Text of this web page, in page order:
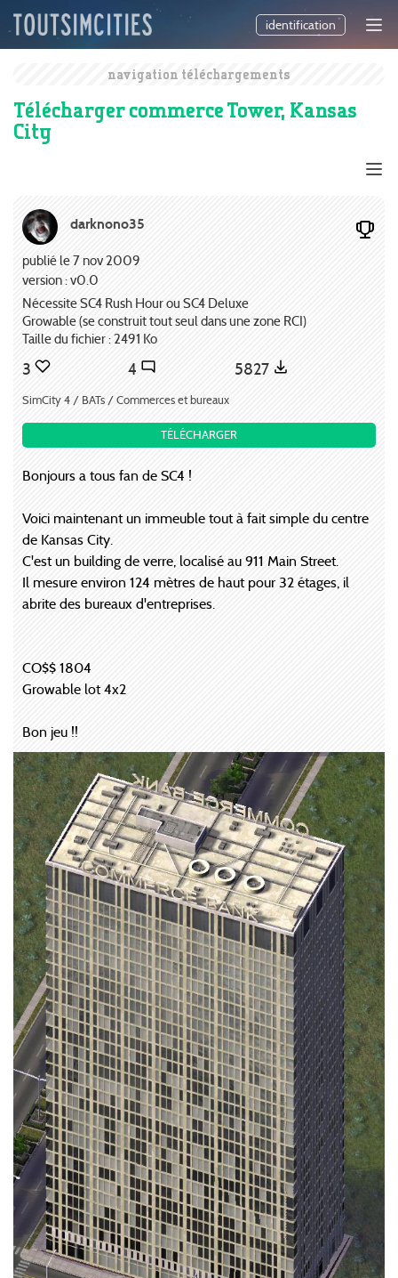
identification
navigation téléchargements
Télécharger commerce Tower, Kansas
City
darknono35
publié le 7 nov 2009
version : v0.0
Nécessite SC4 Rush Hour ou SC4 Deluxe
Growable (se construit tout seul dans une zone RCI)
Taille du fichier : 2491 Ko
3 4 5827
SimCity 4 / BATs / Commerces et bureaux
TÉLÉCHARGER
Bonjours a tous fan de SC4 !
Voici maintenant un immeuble tout à fait simple du centre
de Kansas City.
C'est un building de verre, localisé au 911 Main Street.
Il mesure environ 124 mètres de haut pour 32 étages, il
abrite des bureaux d'entreprises.
CO$$ 1804
Growable lot 4x2
Bon jeu !!